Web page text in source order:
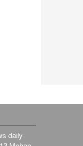
জন্য নতুন
daily